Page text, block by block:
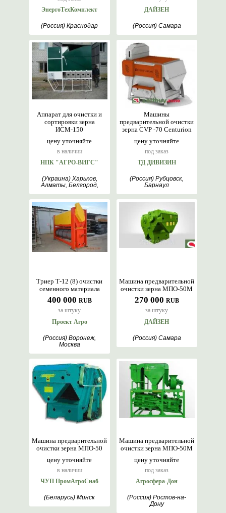
ЭнергоТехКомплект
(Россия) Краснодар
ДАЙЗЕН
(Россия) Самара
цену уточняйте
в наличии
Аппарат для очистки и
сортировки зерна
ИСМ-150
НПК "АГРО-ВИГС"
(Украина) Харьков,
Алматы, Белгород,
цену уточняйте
под заказ
Машины
предварительной очистки
зерна CVP -70 Centurion
ТД ДИВИЗИН
(Россия) Рубцовск,
Барнаул
400 000 RUB
за штуку
Триер Т-12 (8) очистки
семенного материала
Проект Агро
(Россия) Воронеж,
Москва
270 000 RUB
за штуку
Машина предварительной
очистки зерна МПО-50М
ДАЙЗЕН
(Россия) Самара
цену уточняйте
в наличии
Машина предварительной
очистки зерна МПО-50
ЧУП ПромАгроСнаб
(Беларусь) Минск
цену уточняйте
под заказ
Машина предварительной
очистки зерна МПО-50М
Агросфера-Дон
(Россия) Ростов-на-
Дону